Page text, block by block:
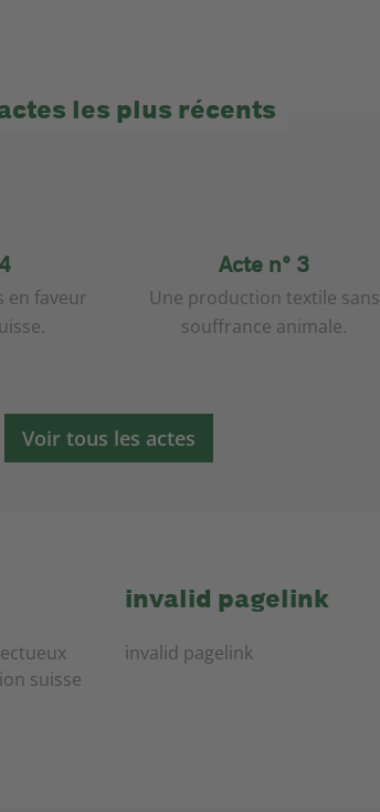
les plus récents
en faveur
Acte n° 3
Une production textile sans
souffrance animale.
Voir tous les actes
suisse
invalid pagelink
invalid pagelink